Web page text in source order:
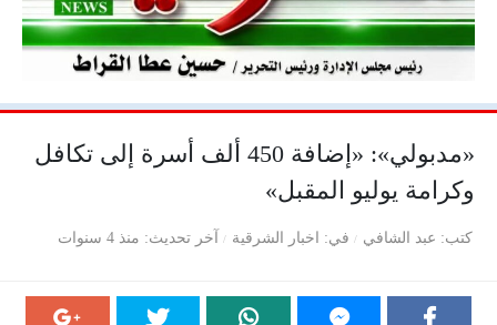
«مدبولي»: «إضافة 450 ألف أسرة إلى تكافل
وكرامة يوليو المقبل»
كتب عبد الشافي في اخبار الشرقية آخر تحديث منذ 4 سنوات